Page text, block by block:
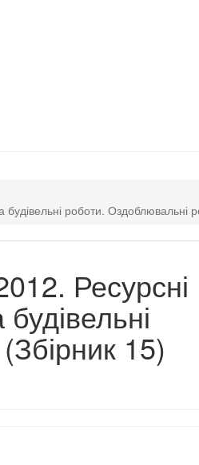
роботи. Оздоблювальні
Ресурсні
15)